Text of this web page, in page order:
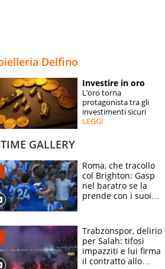
ESPERTI
CONTATTI
Delfino
Investire in oro
L’oro torna
protagonista tra gli
investimenti sicuri
LEGGI
GALLERY
Roma, che tracollo
col Brighton: Gasp
nel baratro se la
prende con i suoi
Trabzonspor, delirio
per Salah: tifosi
impazziti e lui firma
il contratto allo